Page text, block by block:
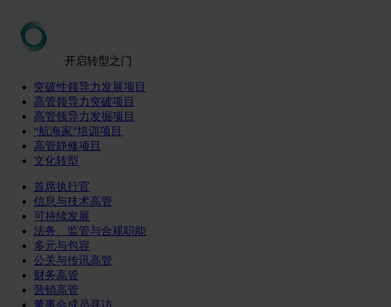
开启转型之门
突破性领导力发展项目
高管领导力突破项目
高管领导力发掘项目
“航海家”培训项目
高管静修项目
文化转型
首席执行官
信息与技术高管
可持续发展
法务、监管与合规职能
多元与包容
公关与传讯高管
财务高管
营销高管
董事会成员寻访